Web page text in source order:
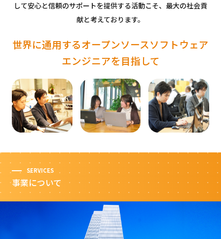
して安心と信頼のサポートを提供する活動こそ、 最大の社会貢
献と考えております。
世界に通用するオープンソースソフトウェア
エンジニアを目指して
SERVICES
事業について